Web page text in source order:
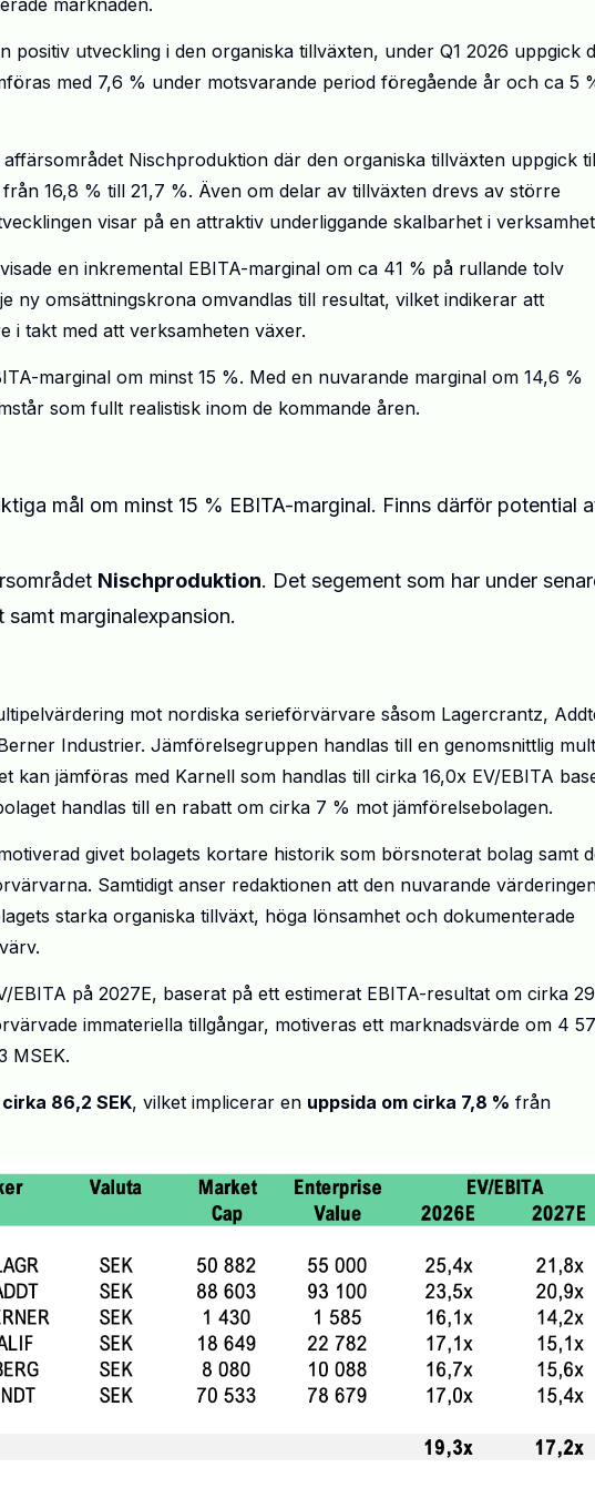
marknaden.
positiv utveckling i den organiska tillväxten, under Q1 2026 uppgick
med 7,6 % under motsvarande period föregående år och ca 5
Nischproduktion där den organiska tillväxten uppgick
16,8 % till 21,7 %. Även om delar av tillväxten drevs av större
visar på en attraktiv underliggande skalbarhet i
en inkremental EBITA-marginal om ca 41 % på rullande tolv
ny omsättningskrona omvandlas till resultat, vilket indikerar att
i takt med att verksamheten växer.
marginal om minst 15 %. Med en nuvarande marginal om 14,6 %
som fullt realistisk inom de kommande åren.
mål om minst 15 % EBITA-marginal. Finns därför potential
Nischproduktion. Det segement som har under
marginalexpansion.
mot nordiska serieförvärvare såsom Lagercrantz,
Industrier. Jämförelsegruppen handlas till en genomsnittlig
kan jämföras med Karnell som handlas till cirka 16,0x EV/EBITA
handlas till en rabatt om cirka 7 % mot jämförelsebolagen.
givet bolagets kortare historik som börsnoterat bolag samt
Samtidigt anser redaktionen att den nuvarande
starka organiska tillväxt, höga lönsamhet och dokumenterade
EBITA på 2027E, baserat på ett estimerat EBITA-resultat om cirka
immateriella tillgångar, motiveras ett marknadsvärde om 4
MSEK.
86,2 SEK, vilket implicerar en uppsida om cirka 7,8 % från